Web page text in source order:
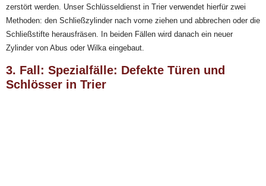
zerstört werden. Unser Schlüsseldienst in Trier verwendet hierfür zwei
Methoden: den Schließzylinder nach vorne ziehen und abbrechen oder die
Schließstifte herausfräsen. In beiden Fällen wird danach ein neuer
Zylinder von Abus oder Wilka eingebaut.
3. Fall: Spezialfälle: Defekte Türen und
Schlösser in Trier